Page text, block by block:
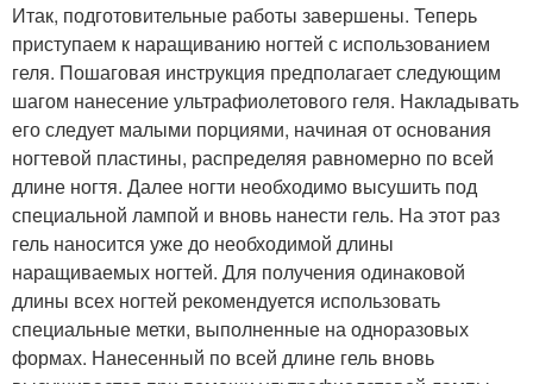
Итак, подготовительные работы завершены. Теперь
приступаем к наращиванию ногтей с использованием
геля. Пошаговая инструкция предполагает следующим
шагом нанесение ультрафиолетового геля. Накладывать
его следует малыми порциями, начиная от основания
ногтевой пластины, распределяя равномерно по всей
длине ногтя. Далее ногти необходимо высушить под
специальной лампой и вновь нанести гель. На этот раз
гель наносится уже до необходимой длины
наращиваемых ногтей. Для получения одинаковой
длины всех ногтей рекомендуется использовать
специальные метки, выполненные на одноразовых
формах. Нанесенный по всей длине гель вновь